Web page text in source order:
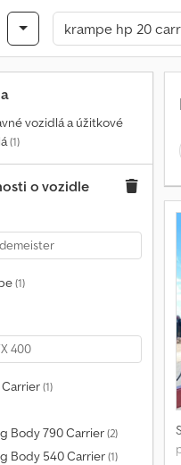
vozidlá a úžitkové
(1)
o vozidle
(1)
Carrier(1)
Body 790 Carrier(2)
Body 540 Carrier(1)